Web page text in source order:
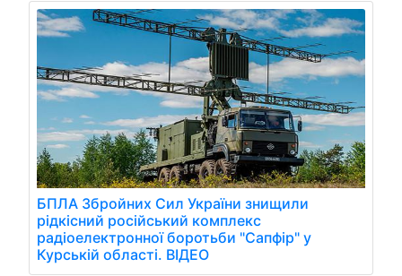
БПЛА Збройних Сил України знищили
рідкісний російський комплекс
радіоелектронної боротьби "Сапфір" у
Курській області. ВІДЕО